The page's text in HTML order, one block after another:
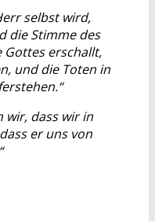
selbst wird,
die Stimme des
Gottes erschallt,
und die Toten in
wir, dass wir in
er uns von